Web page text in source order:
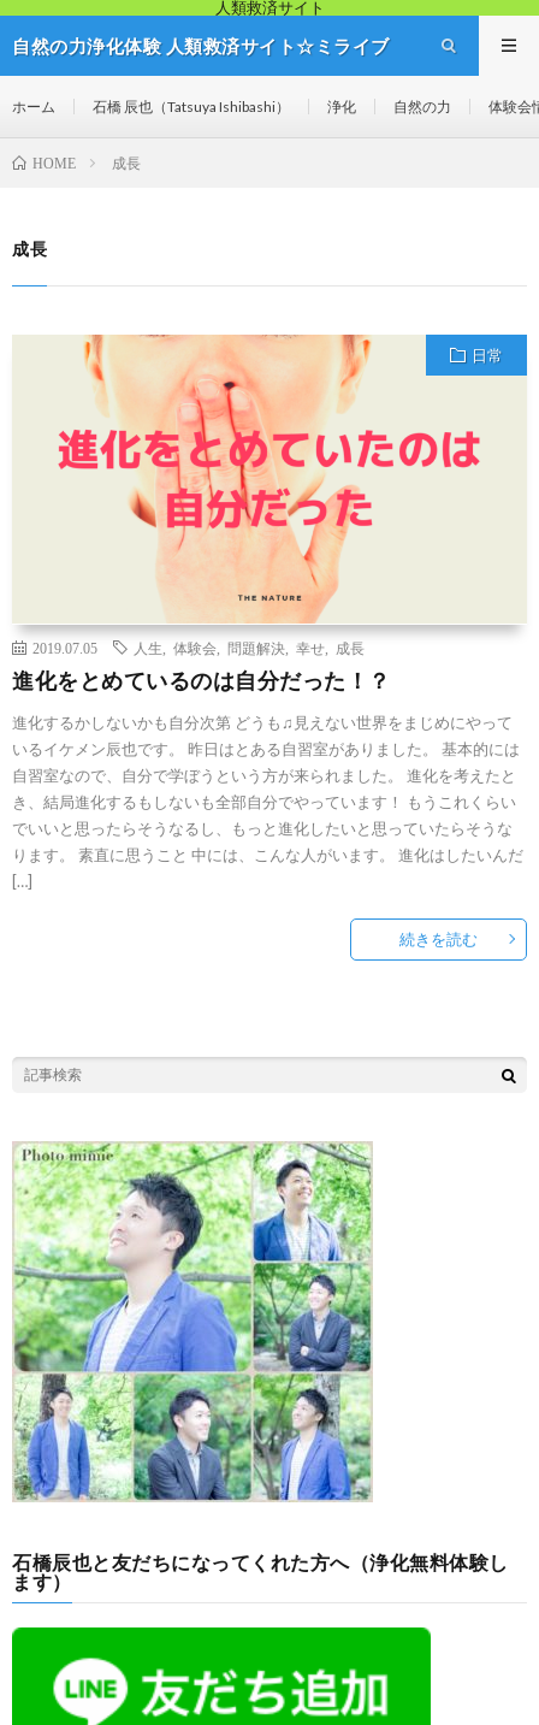
人類救済サイト
自然の力浄化体験 人類救済サイト☆ミライブ
ホーム 石橋 辰也（Tatsuya Ishibashi） 浄化 自然の力 体験会
HOME 成長
成長
日常
2019.07.05 人生 体験会 問題解決 幸せ 成長
進化をとめているのは自分だった！？
進化するかしないかも自分次第 どうも♫見えない世界をまじめにやって
いるイケメン辰也です。 昨日はとある自習室がありました。 基本的には
自習室なので、自分で学ぼうという方が来られました。 進化を考えたと
き、結局進化するもしないも全部自分でやっています！ もうこれくらい
でいいと思ったらそうなるし、もっと進化したいと思っていたらそうな
ります。 素直に思うこと 中には、こんな人がいます。 進化はしたいんだ
[…]
続きを読む
石橋辰也と友だちになってくれた方へ（浄化無料体験し
ます）